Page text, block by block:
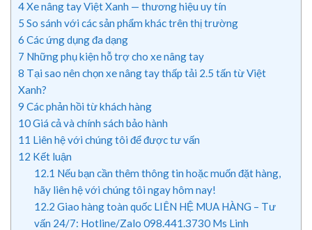
4Xe nâng tay Việt Xanh — thương hiệu uy tín
5 So sánh với các sản phẩm khác trên thị trường
6 Các ứng dụng đa dạng
7 Những phụ kiện hỗ trợ cho xe nâng tay
8 Tại sao nên chọn xe nâng tay thấp tải 2.5 tấn từ Việt
Xanh?
9 Các phản hồi từ khách hàng
10Giá cả và chính sách bảo hành
11 Liên hệ với chúng tôi để được tư vấn
12 Kết luận
12.1 Nếu bạn cần thêm thông tin hoặc muốn đặt hàng,
hãy liên hệ với chúng tôi ngay hôm nay!
12.2 Giao hàng toàn quốc LIÊN HỆ MUA HÀNG – Tư
vấn 24/7: Hotline/Zalo 098.441.3730 Ms Linh